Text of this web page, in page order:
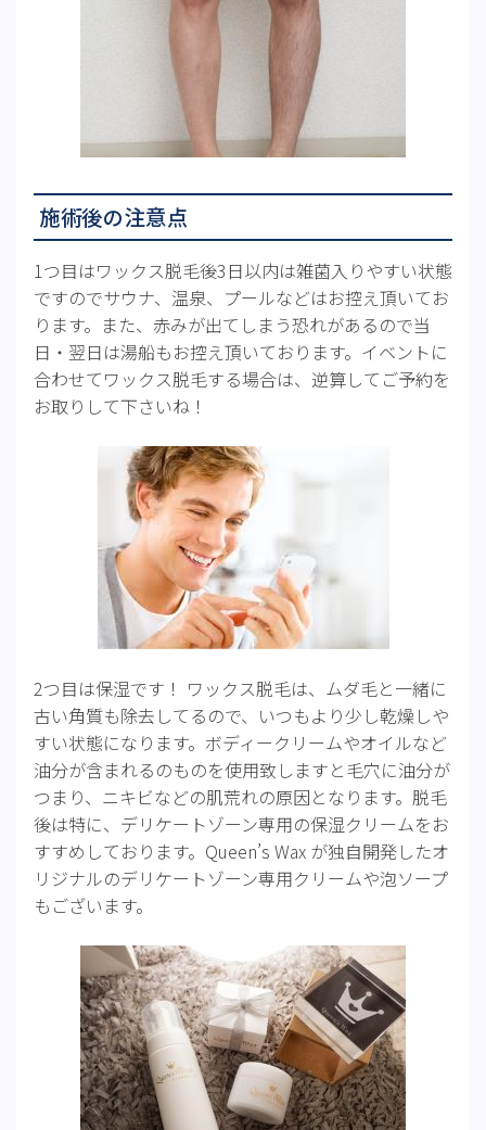
施術後の注意点
1つ目はワックス脱毛後3日以内は雑菌入りやすい状態
ですのでサウナ、温泉、プールなどはお控え頂いてお
ります。また、赤みが出てしまう恐れがあるので当
日・翌日は湯船もお控え頂いております。イベントに
合わせてワックス脱毛する場合は、逆算してご予約を
お取りして下さいね！
2つ目は保湿です！ ワックス脱毛は、ムダ毛と一緒に
古い角質も除去してるので、いつもより少し乾燥しや
すい状態になります。ボディークリームやオイルなど
油分が含まれるのものを使用致しますと毛穴に油分が
つまり、ニキビなどの肌荒れの原因となります。脱毛
後は特に、デリケートゾーン専用の保湿クリームをお
すすめしております。Queen’s Wax が独自開発したオ
リジナルのデリケートゾーン専用クリームや泡ソープ
もございます。